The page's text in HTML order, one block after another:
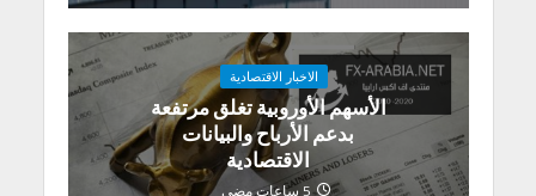
الاخبار الاقتصادية
الأسهم الأوروبية تغلق مرتفعة
بدعم الأرباح والبيانات
الاقتصادية
5 ساعات مضى